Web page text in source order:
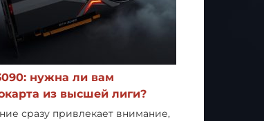
нужна ли вам
из высшей лиги?
сразу привлекает внимание,